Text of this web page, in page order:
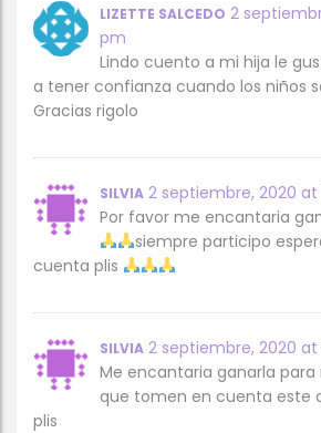
LIZETTE SALCEDO 2
pm
Lindo cuento a mi hija le
a tener confianza cuando los niños
Gracias rigolo
SILVIA 2 septiembre, 2020
Por favor me encantaria
siempre participo
cuenta plis
SILVIA 2 septiembre, 2020
Me encantaria ganarla para
que tomen en cuenta este
plis